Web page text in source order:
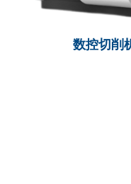
数控切削